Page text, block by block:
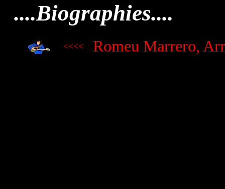
....Biographies....
<<<< Romeu Marrero,